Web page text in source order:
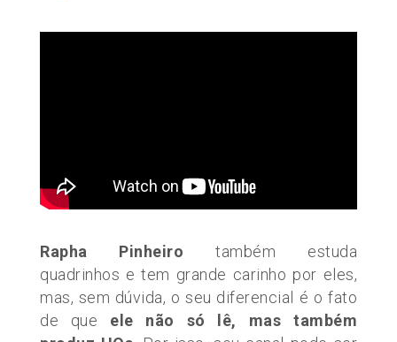
Rapha Pinheiro também estuda
quadrinhos e tem grande carinho por eles,
mas, sem dúvida, o seu diferencial é o fato
de que ele não só lê, mas também